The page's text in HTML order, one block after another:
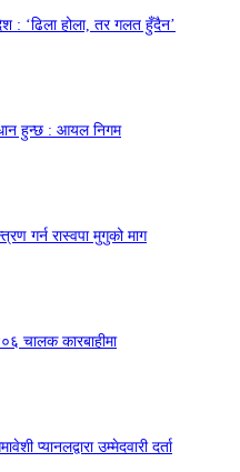
: ‘ढिला होला, तर गलत हुँदैन’
हुन्छ : आयल निगम
गर्न रास्वपा मुगुको माग
चालक कारबाहीमा
प्यानलद्वारा उम्मेदवारी दर्ता